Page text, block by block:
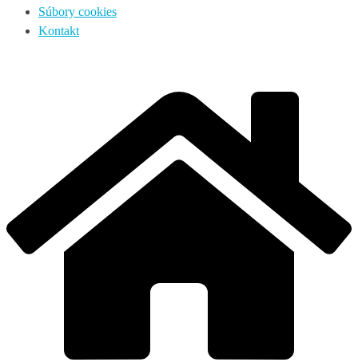
Súbory cookies
Kontakt